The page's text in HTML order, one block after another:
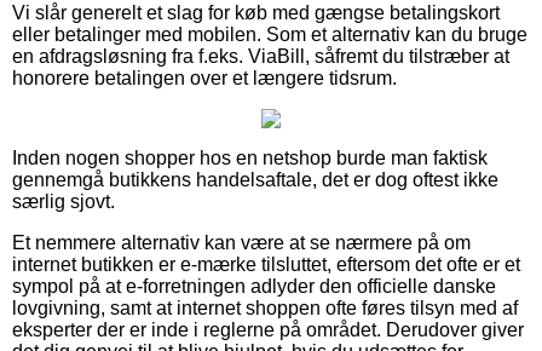
Vi slår generelt et slag for køb med gængse betalingskort
eller betalinger med mobilen. Som et alternativ kan du bruge
en afdragsløsning fra f.eks. ViaBill, såfremt du tilstræber at
honorere betalingen over et længere tidsrum.
Inden nogen shopper hos en netshop burde man faktisk
gennemgå butikkens handelsaftale, det er dog oftest ikke
særlig sjovt.
Et nemmere alternativ kan være at se nærmere på om
internet butikken er e-mærke tilsluttet, eftersom det ofte er et
sympol på at e-forretningen adlyder den officielle danske
lovgivning, samt at internet shoppen ofte føres tilsyn med af
eksperter der er inde i reglerne på området. Derudover giver